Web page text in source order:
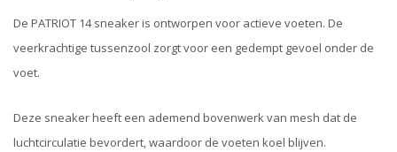
De PATRIOT 14 sneaker is ontworpen voor actieve voeten. De
veerkrachtige tussenzool zorgt voor een gedempt gevoel onder de
voet.
Deze sneaker heeft een ademend bovenwerk van mesh dat de
luchtcirculatie bevordert, waardoor de voeten koel blijven.